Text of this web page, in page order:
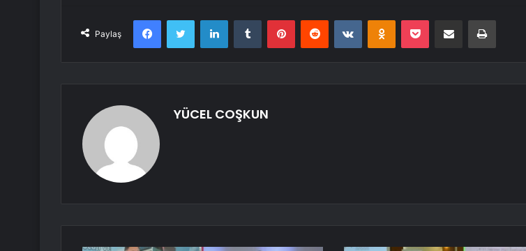
Paylaş
FacebookTwitter LinkedInTumblr PinterestReddit VKontakteOdnoklassniki
Pocket E-Posta ile paylaş Yazdır
YÜCEL COŞKUN